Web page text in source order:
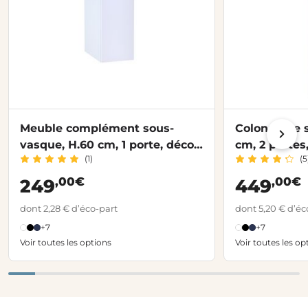
Meuble complément sous-
vasque, H.60 cm, 1 porte, décor
verni laqué FORMEO
(1)
249,00€
dont 2,28 € d’éco-part
+7
Voir toutes les options
Colonne de
cm, 2
FORMEO
449,00€
dont 5,20 €
+7
Voir toutes les